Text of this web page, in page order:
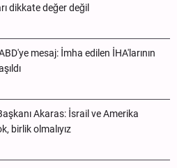
dikkate değer değil
mesaj: İmha edilen İHA'larının
Akaras: İsrail ve Amerika
birlik olmalıyız